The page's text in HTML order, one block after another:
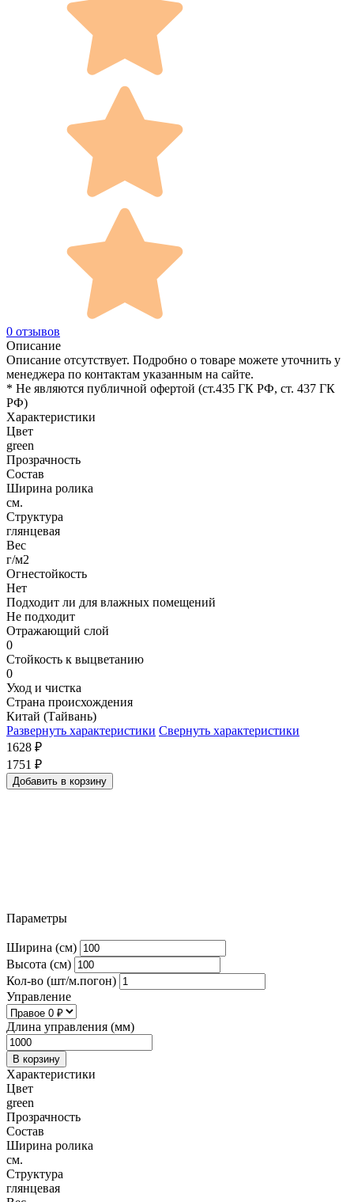
0 отзывов
Описание
Описание отсутствует. Подробно о товаре можете уточнить у
менеджера по контактам указанным на сайте.
* Не являются публичной офертой (ст.435 ГК РФ, cт. 437 ГК
РФ)
Характеристики
Цвет
green
Прозрачность
Состав
Ширина ролика
см.
Структура
глянцевая
Вес
г/м2
Огнестойкость
Нет
Подходит ли для влажных помещений
Не подходит
Отражающий слой
0
Стойкость к выцветанию
0
Уход и чистка
Страна происхождения
Китай (Тайвань)
Развернуть характеристики Свернуть характеристики
1628 ₽
1751 ₽
Добавить в корзину
Параметры
Ширина (см)
Высота (см)
Кол-во (шт/м.погон)
Управление
Длина управления (мм)
В корзину
Характеристики
Цвет
green
Прозрачность
Состав
Ширина ролика
см.
Структура
глянцевая